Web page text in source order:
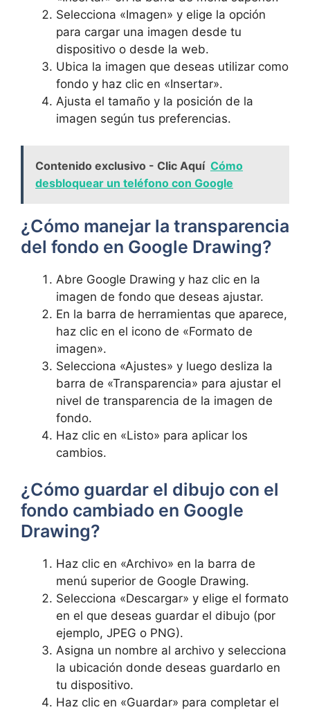
Selecciona «Imagen» y elige la opción
para⁢ cargar ‍una imagen‍ desde tu
dispositivo o ‌desde la web.
Ubica ⁣la imagen que deseas utilizar ⁢como
fondo y haz clic en «Insertar».
Ajusta el tamaño y la posición de la
imagen según tus preferencias.
Contenido exclusivo - Clic Aquí Cómo
desbloquear un teléfono con Google
¿Cómo‍ manejar la transparencia
⁢del fondo en Google ⁢Drawing?
Abre Google‍ Drawing y haz clic en la ​
imagen de fondo que deseas ajustar.
En la​ barra de ⁤herramientas que aparece,
haz⁣ clic en el icono de «Formato‍ de
imagen».
Selecciona «Ajustes» y ‍luego desliza la
barra de «Transparencia» para ajustar el
nivel de transparencia de la imagen de
fondo.
Haz ⁢clic en «Listo» ​para aplicar los‌
cambios.
¿Cómo ⁢guardar el dibujo⁢ con el
fondo cambiado en‌ Google
Drawing?
Haz ⁤clic​ en «Archivo» en la barra​ de
menú superior de Google Drawing.
Selecciona «Descargar» y elige el formato
en el que deseas guardar el dibujo (por​
ejemplo, JPEG o PNG).
Asigna un nombre⁣ al archivo y selecciona
⁢la⁢ ubicación donde deseas guardarlo en
tu dispositivo.
Haz clic en «Guardar» para completar el